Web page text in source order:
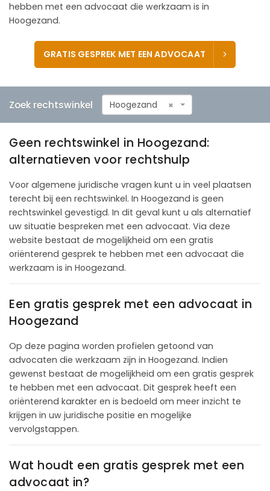
hebben met een advocaat die werkzaam is in
Hoogezand.
GRATIS GESPREK MET EEN ADVOCAAT
Zoek rechtswinkel ×
Hoogezand
Geen rechtswinkel in Hoogezand:
alternatieven voor rechtshulp
Voor algemene juridische vragen kunt u in veel plaatsen
terecht bij een rechtswinkel. In Hoogezand is geen
rechtswinkel gevestigd. In dit geval kunt u als alternatief
uw situatie bespreken met een advocaat. Via deze
website bestaat de mogelijkheid om een gratis
oriënterend gesprek te hebben met een advocaat die
werkzaam is in Hoogezand.
Een gratis gesprek met een advocaat in
Hoogezand
Op deze pagina worden profielen getoond van
advocaten die werkzaam zijn in Hoogezand. Indien
gewenst bestaat de mogelijkheid om een gratis gesprek
te hebben met een advocaat. Dit gesprek heeft een
oriënterend karakter en is bedoeld om meer inzicht te
krijgen in uw juridische positie en mogelijke
vervolgstappen.
Wat houdt een gratis gesprek met een
advocaat in?